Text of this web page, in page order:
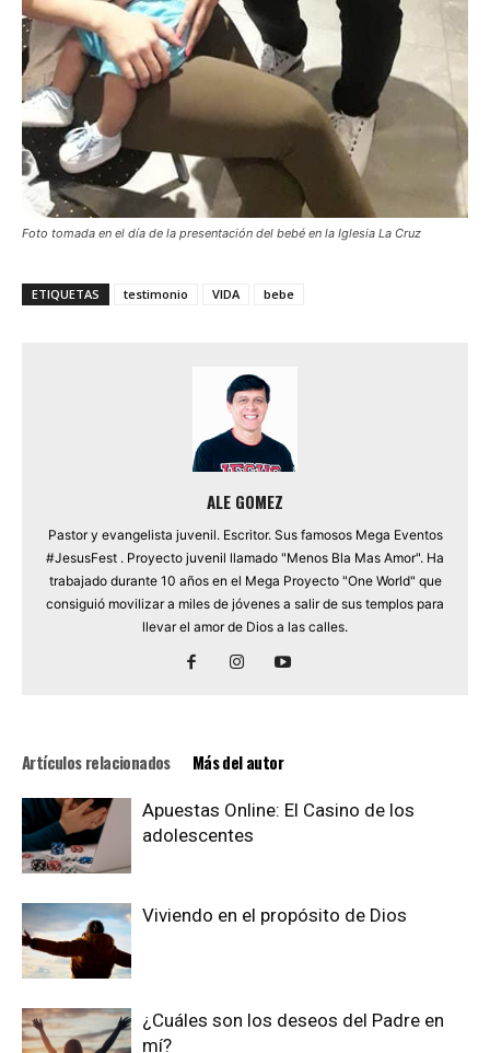
Foto tomada en el día de la presentación del bebé en la Iglesia La Cruz
ETIQUETAS testimonio VIDA bebe
ALE GOMEZ
Pastor y evangelista juvenil. Escritor. Sus famosos Mega Eventos
#JesusFest . Proyecto juvenil llamado "Menos Bla Mas Amor". Ha
trabajado durante 10 años en el Mega Proyecto "One World" que
consiguió movilizar a miles de jóvenes a salir de sus templos para
llevar el amor de Dios a las calles.
Artículos relacionados Más del autor
Apuestas Online: El Casino de los
adolescentes
Viviendo en el propósito de Dios
¿Cuáles son los deseos del Padre en
mí?